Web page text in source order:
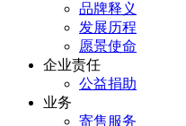
品牌释义
发展历程
愿景使命
企业责任
公益捐助
业务
寄售服务